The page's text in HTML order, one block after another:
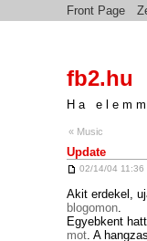
Front Page
fb2.hu
Ha
« Music
Update
02/14/04 11:36
Akit erdekel,
blogomon.
Egyebkent
mot. A